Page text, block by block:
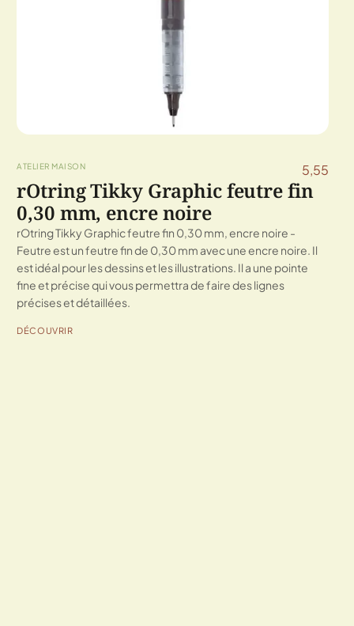
ATELIER MAISON 5,55
rOtring Tikky Graphic feutre fin
0,30 mm, encre noire
rOtring Tikky Graphic feutre fin 0,30 mm, encre noire -
Feutre est un feutre fin de 0,30 mm avec une encre noire. Il
est idéal pour les dessins et les illustrations. Il a une pointe
fine et précise qui vous permettra de faire des lignes
précises et détaillées.
DÉCOUVRIR